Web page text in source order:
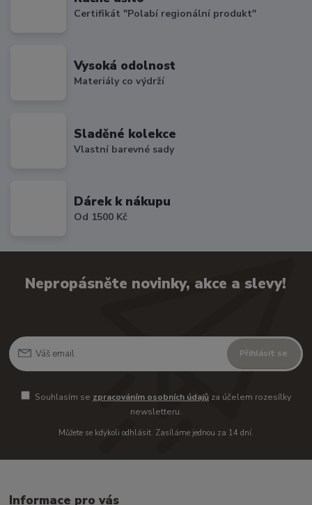
Certifikát "Polabí regionální produkt"
Vysoká odolnost
Materiály co výdrží
Sladěné kolekce
Vlastní barevné sady
Dárek k nákupu
Od 1500 Kč
Nepropásněte novinky, akce a slevy!
Přihlásit se
Souhlasím se zpracováním osobních údajůza účelem rozesílky
newsletteru.
Můžete se kdykoli odhlásit. Zasíláme jednou za 14 dní.
Informace pro vás